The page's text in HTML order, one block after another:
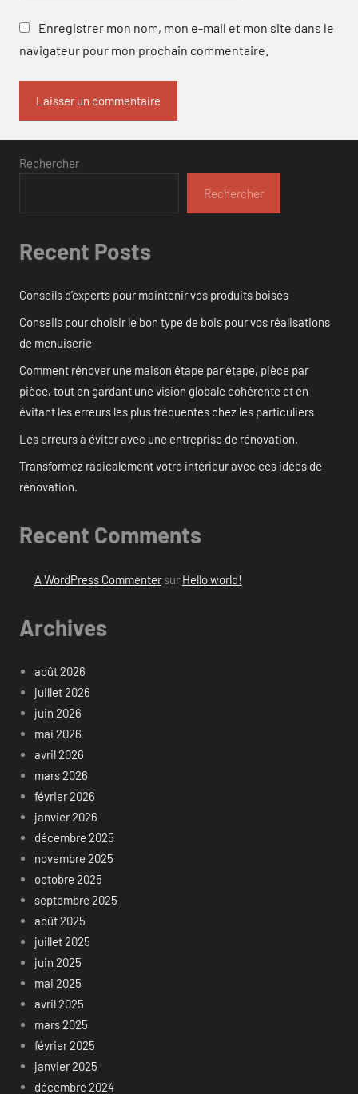
Enregistrer mon nom, mon e-mail et mon site dans le
navigateur pour mon prochain commentaire.
Rechercher
Rechercher
Recent Posts
Conseils d’experts pour maintenir vos produits boisés
Conseils pour choisir le bon type de bois pour vos réalisations
de menuiserie
Comment rénover une maison étape par étape, pièce par
pièce, tout en gardant une vision globale cohérente et en
évitant les erreurs les plus fréquentes chez les particuliers
Les erreurs à éviter avec une entreprise de rénovation.
Transformez radicalement votre intérieur avec ces idées de
rénovation.
Recent Comments
A WordPress Commentersur Hello world!
Archives
août 2026
juillet 2026
juin 2026
mai 2026
avril 2026
mars 2026
février 2026
janvier 2026
décembre 2025
novembre 2025
octobre 2025
septembre 2025
août 2025
juillet 2025
juin 2025
mai 2025
avril 2025
mars 2025
février 2025
janvier 2025
décembre 2024